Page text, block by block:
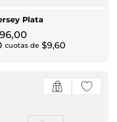
Plata
96,00
cuotas de $9,60